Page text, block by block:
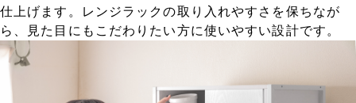
仕上げます。レンジラックの取り入れやすさを保ちなが
ら、見た目にもこだわりたい方に使いやすい設計です。